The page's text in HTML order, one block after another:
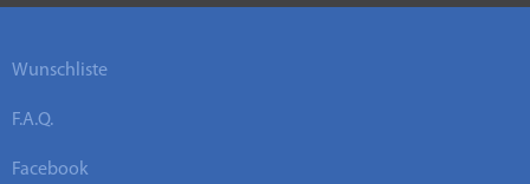
Wunschliste
F.A.Q.
Facebook